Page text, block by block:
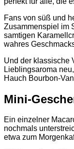
Fans von süß und
Zusammenspiel im
samtigen
wahres
Und der klassische
Lieblingsaroma
Hauch Bourbon-
Mini-
Ein einzelner
nochmals
etwa zum